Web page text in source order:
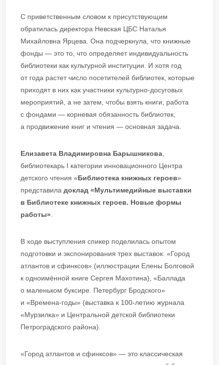
С приветственным словом к присутствующим
обратилась директора Невская ЦБС Наталья
Михайловна Ярцева. Она подчеркнула, что книжные
фонды — это то, что определяет индивидуальность
библиотеки как культурной институции. И хотя год
от года растет число посетителей библиотек, которые
приходят в них как участники культурно-досуговых
мероприятий, а не затем, чтобы взять книги, работа
с фондами — корневая обязанность библиотек,
а продвижение книг и чтения — основная задача.
Елизавета Владимировна Барышникова
библиотекарь I категории инновационного Центра
детского чтения «Библиотека книжных героев»
представила доклад «Мультимедийные выставки
в Библиотеке книжных героев. Новые формы
работы»
В ходе выступления спикер поделилась опытом
подготовки и экспонирования трех выставок: «Город
атлантов и сфинксов» (иллюстрации Елены Болговой
к одноимённой книге Сергея Махотина), «Баллада
о маленьком буксире. Петербург Бродского»
и «Времена-годы» (выставка к 100-летию журнала
«Мурзилка» и Центральной детской библиотеки
Петроградского района).
«Город атлантов и сфинксов» — это классическая